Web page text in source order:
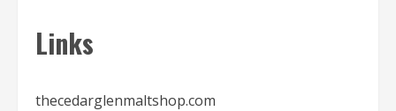
Links
thecedarglenmaltshop.com